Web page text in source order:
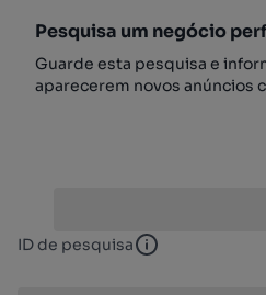
Pesquisa um negócio
Guarde esta pesquisa e
aparecerem novos anúncios
ID de pesquisa ID de pesquisa